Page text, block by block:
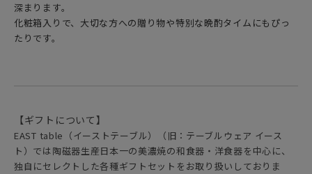
深まります。
化粧箱入りで、大切な方への贈り物や特別な晩酌タイムにもぴっ
たりです。
【ギフトについて】
EAST table（イーストテーブル）（旧：テーブルウェア イース
ト）では陶磁器生産日本一の美濃焼の和食器・洋食器を中心に、
独自にセレクトした各種ギフトセットをお取り扱いしておりま